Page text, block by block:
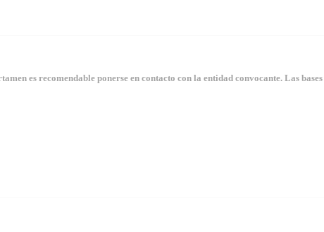
es recomendable ponerse en contacto con la entidad convocante. Las